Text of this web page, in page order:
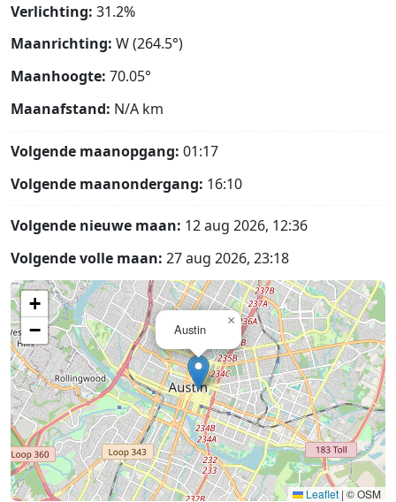
Verlichting: 31.2%
Maanrichting: W (264.5°)
Maanhoogte: 70.05°
Maanafstand: N/A km
Volgende maanopgang: 01:17
Volgende maanondergang: 16:10
Volgende nieuwe maan: 12 aug 2026, 12:36
Volgende volle maan: 27 aug 2026, 23:18
Austin
×
+
−
Leaflet | © OSM